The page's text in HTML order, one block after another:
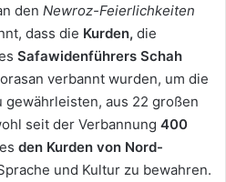
den Newroz-Feierlichkeiten
dass die Kurden, die
Safawidenführers Schah
verbannt wurden, um die
aus 22 großen
seit der Verbannung 400
den Kurden von Nord-
und Kultur zu bewahren.